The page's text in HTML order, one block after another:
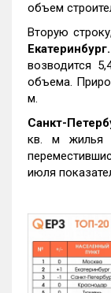
объем
Вторую
возводится
объема.
м.
Санкт-
кв. м жилья
июля